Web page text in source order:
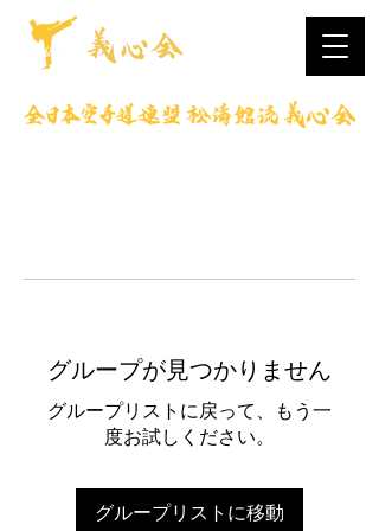
グループが見つかりません
グループリストに戻って、もう一
度お試しください。
グループリストに移動